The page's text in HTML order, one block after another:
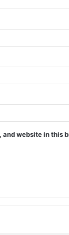
and website in this